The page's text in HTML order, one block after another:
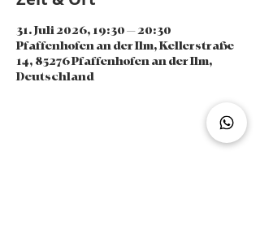
31. Juli 2026, 19:30 – 20:30
Pfaffenhofen an der Ilm, Kellerstraße
14, 85276 Pfaffenhofen an der Ilm,
Deutschland